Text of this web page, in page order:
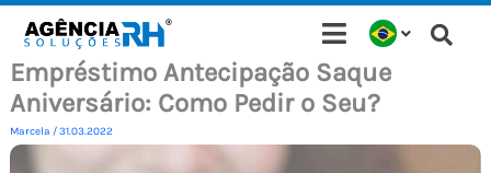
para
conteúdo
Empréstimo Antecipação Saque
Aniversário: Como Pedir o Seu?
Marcela /31.03.2022